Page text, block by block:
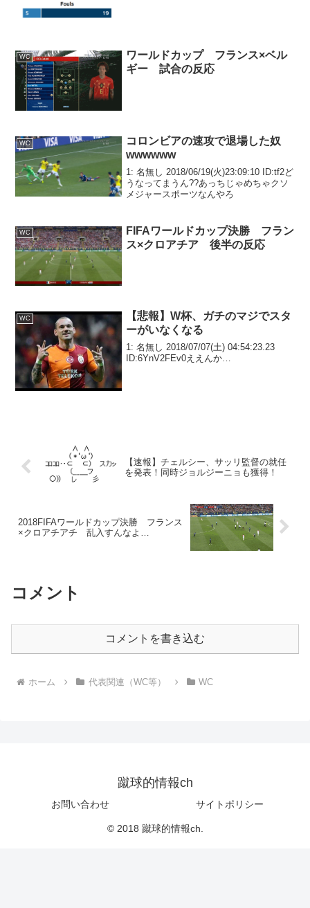
WC
ワールドカップ フランス×ベル
ギー 試合の反応
WC
コロンビアの速攻で退場した奴
wwwwww
1: 名無し 2018/06/19(火)23:09:10 ID:tf2ど
うなってまうん??あっちじゃめちゃクソ
メジャースポーツなんやろ
WC
FIFAワールドカップ決勝 フラン
ス×クロアチア 後半の反応
WC
【悲報】W杯、ガチのマジでスタ
ーがいなくなる
1: 名無し 2018/07/07(土) 04:54:23.23
ID:6YnV2FEv0ええんか…
【速報】チェルシー、サッリ監督の就任
を発表！同時ジョルジーニョも獲得！
2018FIFAワールドカップ決勝 フランス
×クロアチアチ 乱入すんなよ…
コメント
コメントを書き込む
ホーム 代表関連（WC等） WC
蹴球的情報ch
お問い合わせ サイトポリシー
© 2018 蹴球的情報ch.